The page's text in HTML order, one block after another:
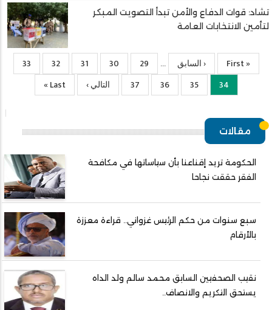
تشاد: قوات الدفاع والأمن تبدأ التصويت المبكر
لتأمين الانتخابات العامة
First
page
« First
Previous
page
‹ السابق … الصفحة
29 الصفحة
30 الصفحة
31 الصفحة
32 الصفحة
33
Current
page
34 الصفحة
35 الصفحة
36 الصفحة
37
الصفحة
التالية
التالي ›
Last
page
Last »
مقالات
الحكومة تريد إقناعنا بأن سياساتها في مكافحة
الفقر حققت نجاحا
سبع سنوات من حكم الرئيس غزواني.. قراءة معززة
بالأرقام
نقيب الصحفيين السابق محمد سالم ولد الداه
يستحق التكريم والانصاف..